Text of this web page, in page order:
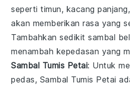
sepertitimun, kacang panjang
akan memberikan rasa yang
Tambahkan sedikitsambal
menambah kepedasan yang
Sambal Tumis Petai: Untuk
pedas, Sambal Tumis Petai